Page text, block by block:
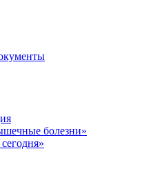
болезни»